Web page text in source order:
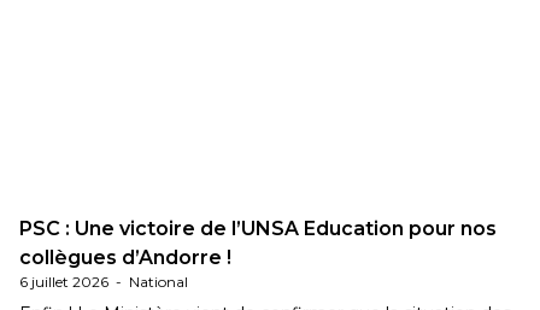
PSC : Une victoire de l’UNSA Education pour nos
collègues d’Andorre !
6 juillet 2026 - National